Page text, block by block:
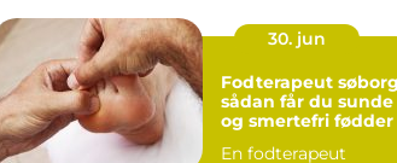
30. jun
Fodterapeut
sådan får du sunde
og smertefri fødder
En fodterapeut